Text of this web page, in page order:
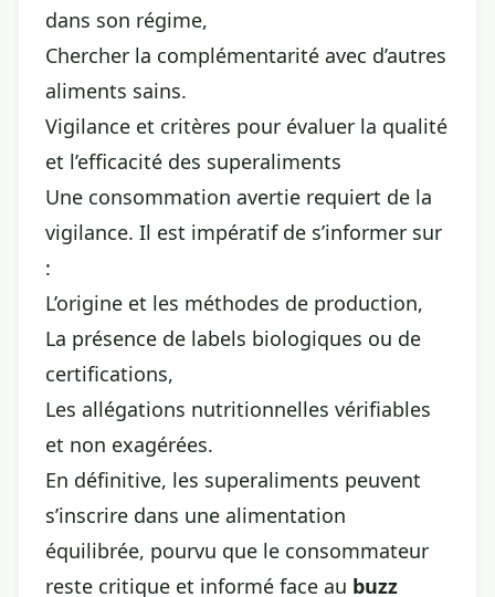
dans son régime,
Chercher la complémentarité avec d’autres
aliments sains.
Vigilance et critères pour évaluer la qualité
et l’efficacité des superaliments
Une consommation avertie requiert de la
vigilance. Il est impératif de s’informer sur
:
L’origine et les méthodes de production,
La présence de labels biologiques ou de
certifications,
Les allégations nutritionnelles vérifiables
et non exagérées.
En définitive, les superaliments peuvent
s’inscrire dans une alimentation
équilibrée, pourvu que le consommateur
reste critique et informé face au buzz